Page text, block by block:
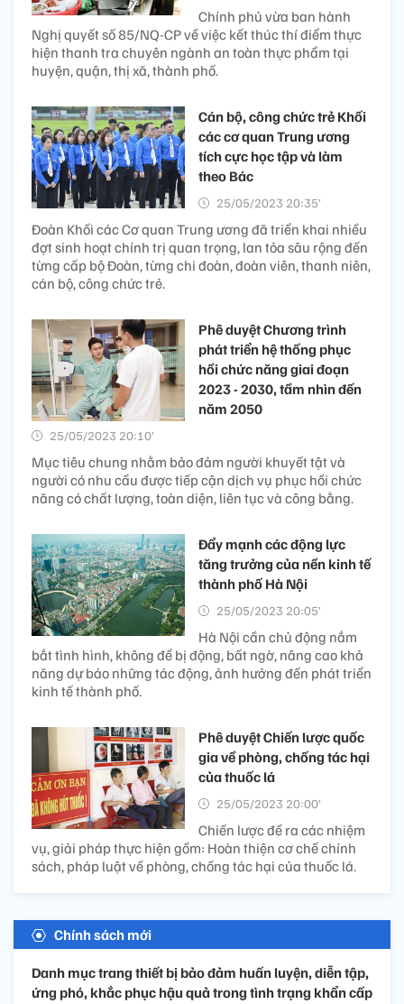
Chính phủ vừa ban hành
Nghị quyết số 85/NQ-CP về việc kết thúc thí điểm thực
hiện thanh tra chuyên ngành an toàn thực phẩm tại
huyện, quận, thị xã, thành phố.
Cán bộ, công chức trẻ Khối
các cơ quan Trung ương
tích cực học tập và làm
theo Bác
25/05/2023 20:35’
Đoàn Khối các Cơ quan Trung ương đã triển khai nhiều
đợt sinh hoạt chính trị quan trọng, lan tỏa sâu rộng đến
từng cấp bộ Đoàn, từng chi đoàn, đoàn viên, thanh niên,
cán bộ, công chức trẻ.
Phê duyệt Chương trình
phát triển hệ thống phục
hồi chức năng giai đoạn
2023 - 2030, tầm nhìn đến
năm 2050
25/05/2023 20:10’
Mục tiêu chung nhằm bảo đảm người khuyết tật và
người có nhu cầu được tiếp cận dịch vụ phục hồi chức
năng có chất lượng, toàn diện, liên tục và công bằng.
Đẩy mạnh các động lực
tăng trưởng của nền kinh tế
thành phố Hà Nội
25/05/2023 20:05’
Hà Nội cần chủ động nắm
bắt tình hình, không để bị động, bất ngờ, nâng cao khả
năng dự báo những tác động, ảnh hưởng đến phát triển
kinh tế thành phố.
Phê duyệt Chiến lược quốc
gia về phòng, chống tác hại
của thuốc lá
25/05/2023 20:00’
Chiến lược đề ra các nhiệm
vụ, giải pháp thực hiện gồm: Hoàn thiện cơ chế chính
sách, pháp luật về phòng, chống tác hại của thuốc lá.
Chính sách mới
Danh mục trang thiết bị bảo đảm huấn luyện, diễn tập,
ứng phó, khắc phục hậu quả trong tình trạng khẩn cấp